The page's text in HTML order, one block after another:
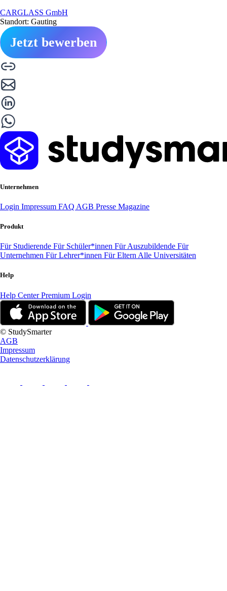
CARGLASS GmbH
Standort: Gauting
Jetzt bewerben
Unternehmen
Login Impressum FAQ AGB Presse Magazine
Produkt
Für Studierende Für Schüler*innen Für Auszubildende Für
Unternehmen Für Lehrer*innen Für Eltern Alle Universitäten
Help
Help CenterPremium Login
© StudySmarter
AGB
Impressum
Datenschutzerklärung